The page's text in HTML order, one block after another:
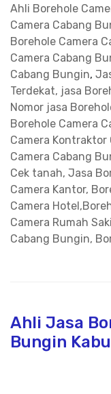
Ahli Borehole
Camera Cabang
Borehole Camera
Camera Cabang
Cabang Bungin,
Terdekat, jasa
Nomor jasa
Borehole Camera
Camera
Camera Cabang
Cek tanah, Jasa
Camera Kantor,
Camera
Camera Rumah
Cabang Bungin,
Ahli Jasa
Bungin